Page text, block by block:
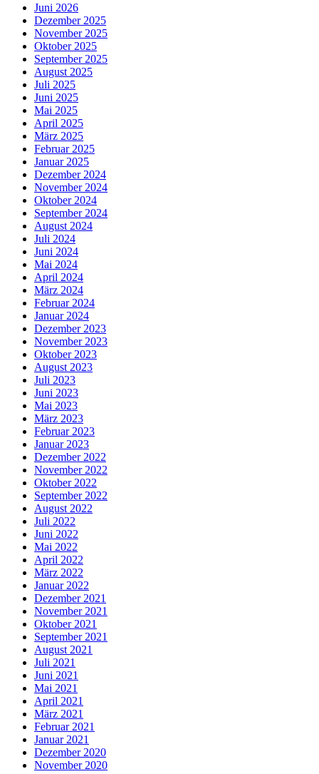
Juni 2026
Dezember 2025
November 2025
Oktober 2025
September 2025
August 2025
Juli 2025
Juni 2025
Mai 2025
April 2025
März 2025
Februar 2025
Januar 2025
Dezember 2024
November 2024
Oktober 2024
September 2024
August 2024
Juli 2024
Juni 2024
Mai 2024
April 2024
März 2024
Februar 2024
Januar 2024
Dezember 2023
November 2023
Oktober 2023
August 2023
Juli 2023
Juni 2023
Mai 2023
März 2023
Februar 2023
Januar 2023
Dezember 2022
November 2022
Oktober 2022
September 2022
August 2022
Juli 2022
Juni 2022
Mai 2022
April 2022
März 2022
Januar 2022
Dezember 2021
November 2021
Oktober 2021
September 2021
August 2021
Juli 2021
Juni 2021
Mai 2021
April 2021
März 2021
Februar 2021
Januar 2021
Dezember 2020
November 2020